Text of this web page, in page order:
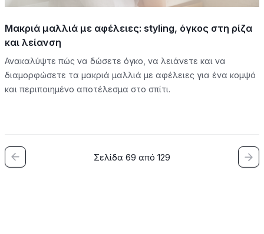
Μακριά μαλλιά με αφέλειες: styling, όγκος στη ρίζα
και λείανση
Ανακαλύψτε πώς να δώσετε όγκο, να λειάνετε και να
διαμορφώσετε τα μακριά μαλλιά με αφέλειες για ένα κομψό
και περιποιημένο αποτέλεσμα στο σπίτι.
Σελίδα 69 από 129